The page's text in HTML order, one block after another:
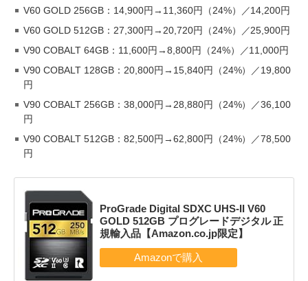
V60 GOLD 256GB：14,900円→11,360円（24%）／14,200円
V60 GOLD 512GB：27,300円→20,720円（24%）／25,900円
V90 COBALT 64GB：11,600円→8,800円（24%）／11,000円
V90 COBALT 128GB：20,800円→15,840円（24%）／19,800
円
V90 COBALT 256GB：38,000円→28,880円（24%）／36,100
円
V90 COBALT 512GB：82,500円→62,800円（24%）／78,500
円
ProGrade Digital SDXC UHS-II V60
GOLD 512GB プログレードデジタル 正
規輸入品【Amazon.co.jp限定】